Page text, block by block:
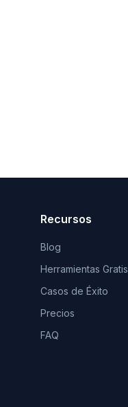
Recursos
Blog
Herramientas Gratis
Casos de Éxito
Precios
FAQ